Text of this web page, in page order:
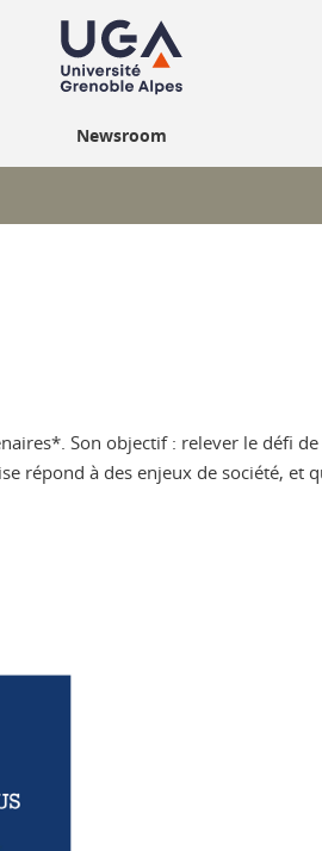
Newsroom
Son objectif : relever le défi
répond à des enjeux de société,